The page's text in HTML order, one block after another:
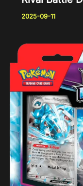
2025-09-11